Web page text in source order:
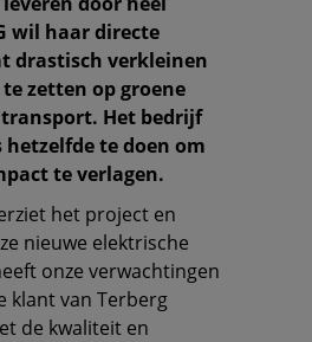
wil haar directe
drastisch verkleinen
zetten op groene
Het bedrijf
te doen om
te verlagen.
het project en
nieuwe elektrische
onze verwachtingen
klant van Terberg
de kwaliteit en